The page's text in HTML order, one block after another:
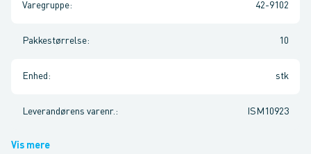
Varegruppe: 42-9102
Pakkestørrelse: 10
Enhed : stk
Leverandørens varenr. : ISM10923
Vis mere